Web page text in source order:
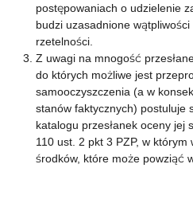
postępowaniach o udzielenie
budzi uzasadnione
rzetelności.
Z uwagi na mnogość
do których możliwe jest
samooczyszczenia (a w
stanów faktycznych) postuluje
katalogu przesłanek oceny jej
110 ust. 2 pkt 3 PZP, w
środków, które może powziąć